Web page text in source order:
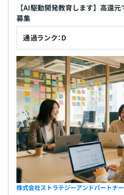
チームの雰囲気は、真剣さと遊
す。技術的な議論は徹底的に行
り、
学びと楽しさを両立。リモート
を感じさせないコミュニケーシ
特筆すべきは「心理的安全性」
質問や意見を述べられる環境が
「わからない」と言える文化
経験の差よりもアイデアの質が
ニアの斬新な提案が採用される
AIと人間が共に進化する未来を
共有しながらも、
【AI駆動開発教育します】高還
募集
通過ランク：D
株式会社ストラテジーアンドパートナー